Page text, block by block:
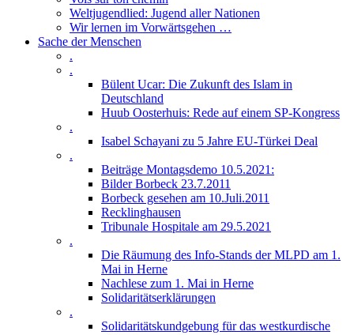
Weltjugendlied: Jugend aller Nationen
Wir lernen im Vorwärtsgehen …
Sache der Menschen
.
.
Bülent Ucar: Die Zukunft des Islam in
Deutschland
Huub Oosterhuis: Rede auf einem SP-Kongress
.
Isabel Schayani zu 5 Jahre EU-Türkei Deal
.
Beiträge Montagsdemo 10.5.2021:
Bilder Borbeck 23.7.2011
Borbeck gesehen am 10.Juli.2011
Recklinghausen
Tribunale Hospitale am 29.5.2021
.
Die Räumung des Info-Stands der MLPD am 1.
Mai in Herne
Nachlese zum 1. Mai in Herne
Solidaritätserklärungen
.
Solidaritätskundgebung für das westkurdische